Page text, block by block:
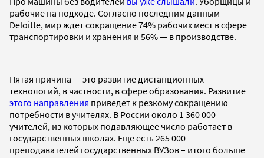
рабочие на подходе. Согласно последним данным
Deloitte, мир ждет сокращение 74% рабочих мест в сфере
транспортировки и хранения и 56% — в производстве.
Пятая причина — это развитие дистанционных
технологий, в частности, в сфере образования. Развитие
этого направления приведет к резкому сокращению
потребности в учителях. В России около 1 360 000
учителей, из которых подавляющее число работает в
государственных школах. Еще есть 265 000
преподавателей государственных ВУЗов – итого больше